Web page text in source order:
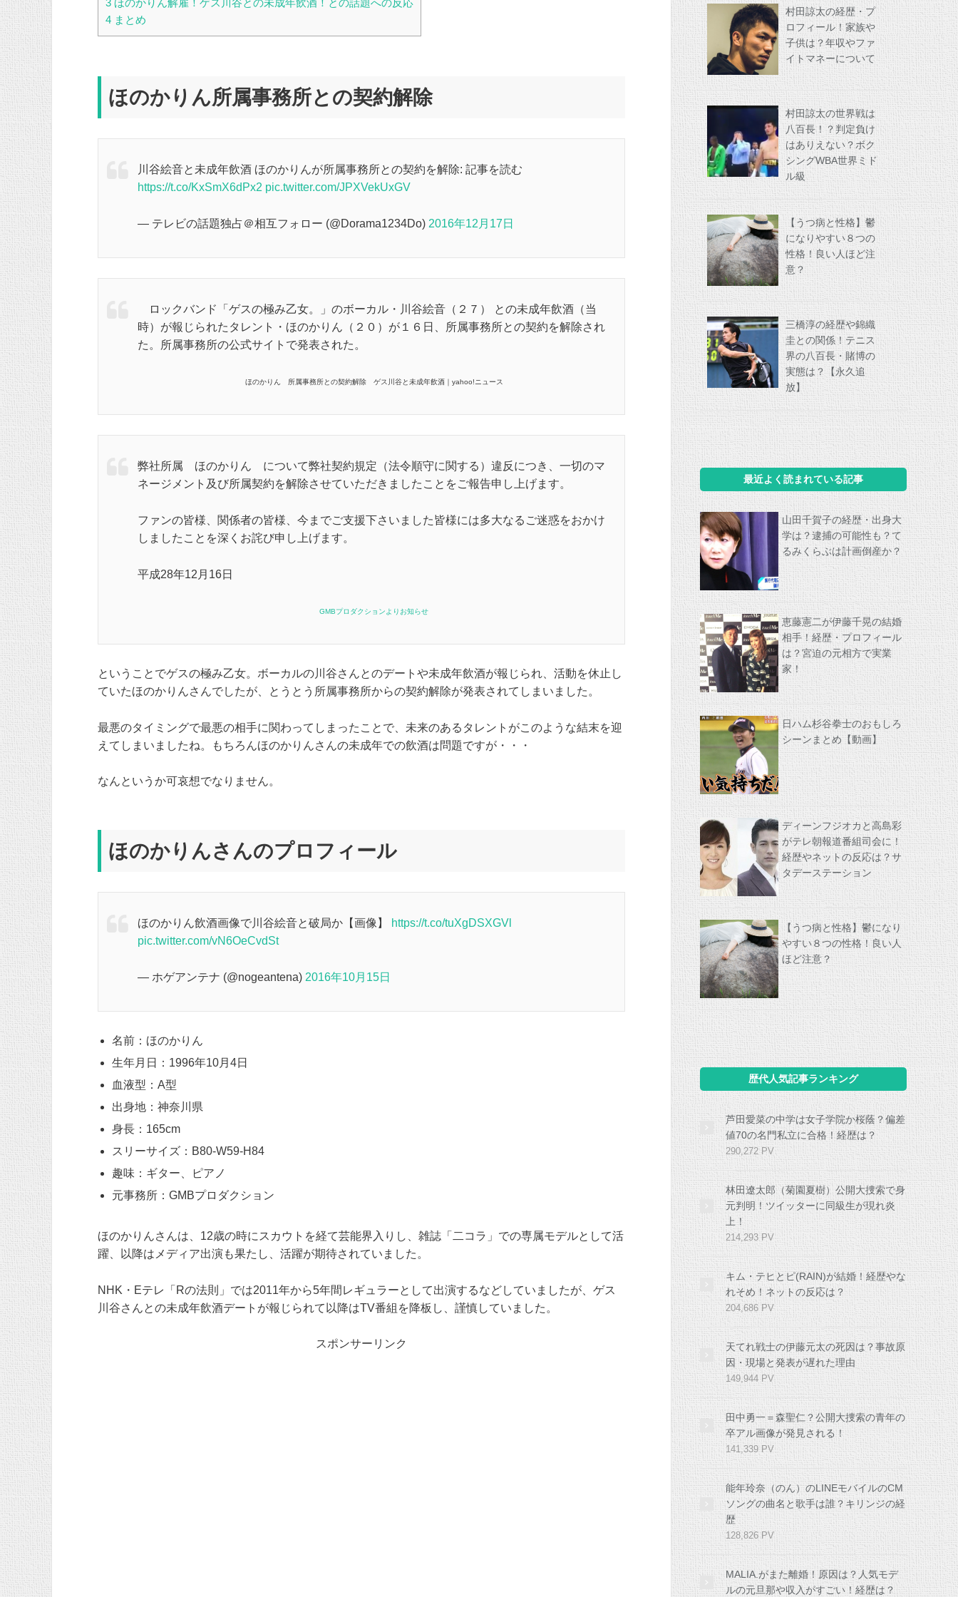
3 ほのかりん解雇！ゲス川谷との未成年飲酒！との話題への反応
4 まとめ
ほのかりん所属事務所との契約解除
川谷絵音と未成年飲酒 ほのかりんが所属事務所との契約を解除: 記事を読む
https://t.co/KxSmX6dPx2 pic.twitter.com/JPXVekUxGV
— テレビの話題独占＠相互フォロー (@Dorama1234Do) 2016年12月17日
ロックバンド「ゲスの極み乙女。」のボーカル・川谷絵音（２７） との未成年飲酒（当
時）が報じられたタレント・ほのかりん（２０）が１６日、所属事務所との契約を解除され
た。所属事務所の公式サイトで発表された。
ほのかりん 所属事務所との契約解除 ゲス川谷と未成年飲酒｜yahoo!ニュース
弊社所属 ほのかりん について弊社契約規定（法令順守に関する）違反につき、一切のマ
ネージメント及び所属契約を解除させていただきましたことをご報告申し上げます。
ファンの皆様、関係者の皆様、今までご支援下さいました皆様には多大なるご迷惑をおかけ
しましたことを深くお詫び申し上げます。
平成28年12月16日
GMBプロダクションよりお知らせ
ということでゲスの極み乙女。ボーカルの川谷さんとのデートや未成年飲酒が報じられ、活動を休止し
ていたほのかりんさんでしたが、とうとう所属事務所からの契約解除が発表されてしまいました。
最悪のタイミングで最悪の相手に関わってしまったことで、未来のあるタレントがこのような結末を迎
えてしまいましたね。もちろんほのかりんさんの未成年での飲酒は問題ですが・・・
なんというか可哀想でなりません。
ほのかりんさんのプロフィール
ほのかりん飲酒画像で川谷絵音と破局か【画像】
https://t.co/tuXgDSXGVl
pic.twitter.com/vN6OeCvdSt
— ホゲアンテナ (@nogeantena) 2016年10月15日
名前：ほのかりん
生年月日：1996年10月4日
血液型：A型
出身地：神奈川県
身長：165cm
スリーサイズ：B80-W59-H84
趣味：ギター、ピアノ
元事務所：GMBプロダクション
ほのかりんさんは、12歳の時にスカウトを経て芸能界入りし、雑誌「二コラ」での専属モデルとして活
躍、以降はメディア出演も果たし、活躍が期待されていました。
NHK・Eテレ「Rの法則」では2011年から5年間レギュラーとして出演するなどしていましたが、ゲス
川谷さんとの未成年飲酒デートが報じられて以降はTV番組を降板し、謹慎していました。
スポンサーリンク
村田諒太の経歴・プ
ロフィール！家族や
子供は？年収やファ
イトマネーについて
村田諒太の世界戦は
八百長！？判定負け
はありえない？ボク
シングWBA世界ミド
ル級
【うつ病と性格】鬱
になりやすい８つの
性格！良い人ほど注
意？
三橋淳の経歴や錦織
圭との関係！テニス
界の八百長・賭博の
実態は？【永久追
放】
最近よく読まれている記事
山田千賀子の経歴・出身大
学は？逮捕の可能性も？て
るみくらぶは計画倒産か？
恵藤憲二が伊藤千晃の結婚
相手！経歴・プロフィール
は？宮迫の元相方で実業
家！
日ハム杉谷拳士のおもしろ
シーンまとめ【動画】
ディーンフジオカと高島彩
がテレ朝報道番組司会に！
経歴やネットの反応は？サ
タデーステーション
【うつ病と性格】鬱になり
やすい８つの性格！良い人
ほど注意？
歴代人気記事ランキング
芦田愛菜の中学は女子学院か桜蔭？偏差
値70の名門私立に合格！経歴は？
290,272 PV
林田遼太郎（菊園夏樹）公開大捜索で身
元判明！ツイッターに同級生が現れ炎
上！
214,293 PV
キム・テヒとピ(RAIN)が結婚！経歴やな
れそめ！ネットの反応は？
204,686 PV
天てれ戦士の伊藤元太の死因は？事故原
因・現場と発表が遅れた理由
149,944 PV
田中勇一＝森聖仁？公開大捜索の青年の
卒アル画像が発見される！
141,339 PV
能年玲奈（のん）のLINEモバイルのCM
ソングの曲名と歌手は誰？キリンジの経
歴
128,826 PV
MALIA.がまた離婚！原因は？人気モデ
ルの元旦那や収入がすごい！経歴は？